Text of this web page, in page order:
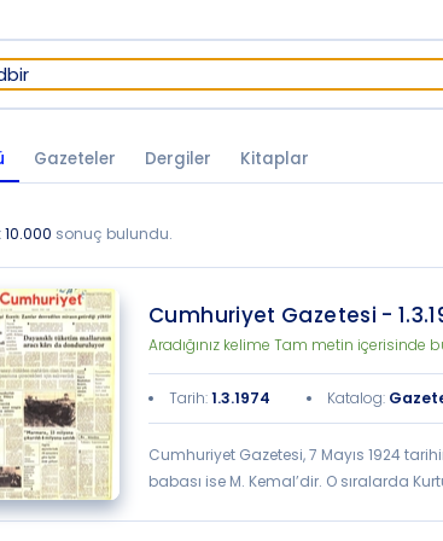
Gazeteler Dergiler Kitaplar
10.000 sonuç bulundu.
Cumhuriyet Gazetesi -
Aradığınız kelime Tam metin içerisinde
Tarih:1.3.1974 Katalog:
Cumhuriyet Gazetesi, 7 Mayıs 1924
babası ise M. Kemal’dir. O sıralarda